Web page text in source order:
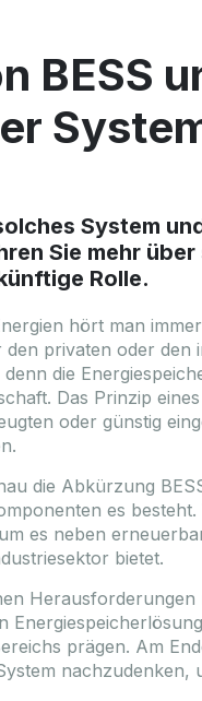
BESS
System
Sie mehr
Rolle.
hört man
privaten oder
die
Das Prinzip
oder günstig
die Abkürzung
es
es neben
bietet.
prägen. Am
nachzudenken,